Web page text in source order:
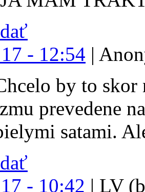
- 12:54 |
by to
prevedene
satami.
- 10:42 | LV